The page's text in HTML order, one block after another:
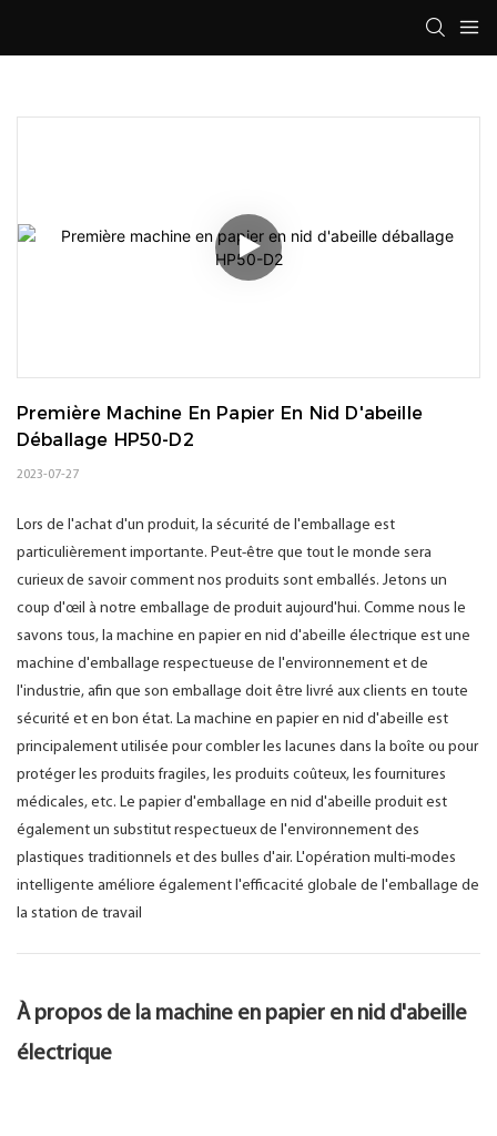
Première Machine En Papier En Nid D'abeille
Déballage HP50-D2
2023-07-27
Lors de l'achat d'un produit, la sécurité de l'emballage est
particulièrement importante. Peut-être que tout le monde sera
curieux de savoir comment nos produits sont emballés. Jetons un
coup d'œil à notre emballage de produit aujourd'hui. Comme nous le
savons tous, la machine en papier en nid d'abeille électrique est une
machine d'emballage respectueuse de l'environnement et de
l'industrie, afin que son emballage doit être livré aux clients en toute
sécurité et en bon état. La machine en papier en nid d'abeille est
principalement utilisée pour combler les lacunes dans la boîte ou pour
protéger les produits fragiles, les produits coûteux, les fournitures
médicales, etc. Le papier d'emballage en nid d'abeille produit est
également un substitut respectueux de l'environnement des
plastiques traditionnels et des bulles d'air. L'opération multi-modes
intelligente améliore également l'efficacité globale de l'emballage de
la station de travail
À propos de la machine en papier en nid d'abeille
électrique